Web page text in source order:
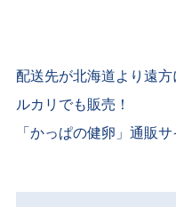
配送先が北海道より遠
ルカリでも販売！
「かっぱの健卵」通販